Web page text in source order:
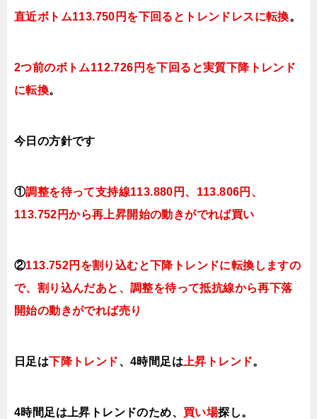
直近ボトム113.750円を下回るとトレンドレスに転換。
2つ前のボトム112.726円を下回ると実質下降トレンド
に転換。
今日 の方針です
①調整を待って支持線113.880円、113.806円、
113.752円から再上昇開始の動きがでれば買い
②113.752円を割り込むと下降トレンドに転換しますの
で、割り込んだあと、調整を待って抵抗線から再下落
開始の動きがでれば売り
日足は下降トレンド、4時間足は 上昇トレンド。
4時間足は上昇トレンドのため、 買い場探し。